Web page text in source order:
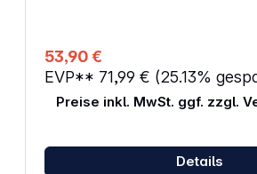
53,90 €
EVP** 71,99 € (25.13%
Preise inkl. MwSt. ggf. zzgl.
Details